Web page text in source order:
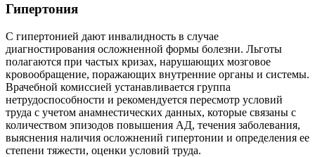
Гипертония
С гипертонией дают инвалидность в случае
диагностирования осложненной формы болезни. Льготы
полагаются при частых кризах, нарушающих мозговое
кровообращение, поражающих внутренние органы и системы.
Врачебной комиссией устанавливается группа
нетрудоспособности и рекомендуется пересмотр условий
труда с учетом анамнестических данных, которые связаны с
количеством эпизодов повышения АД, течения заболевания,
выяснения наличия осложнений гипертонии и определения ее
степени тяжести, оценки условий труда.